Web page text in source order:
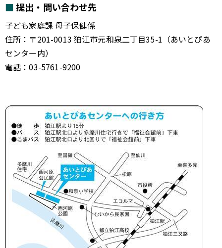
提出・問い合わせ先
子ども家庭課 母子保健係
住所：〒201-0013 狛江市元和泉二丁目35-1（あいとぴあ
センター内）
電話：03-5761-9200